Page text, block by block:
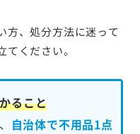
方、処分方法に迷って
ください。
ること
自治体で不用品1点